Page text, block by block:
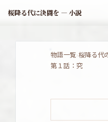
桜降る代に決闘を — 小説
物語一覧›桜降る代
第１話：究